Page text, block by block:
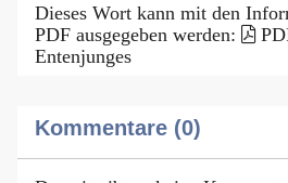
Dieses Wort kann mit den
PDF ausgegeben werden:
Entenjunges
Kommentare (0)